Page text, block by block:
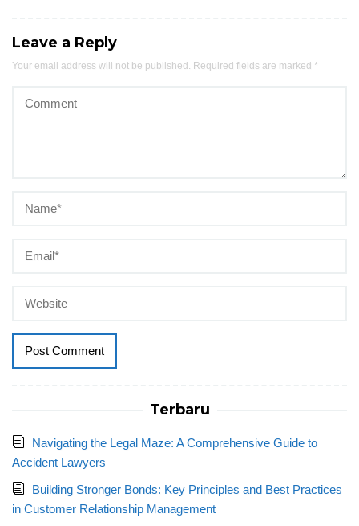
Leave a Reply
Your email address will not be published. Required fields are marked *
Terbaru
Navigating the Legal Maze: A Comprehensive Guide to
Accident Lawyers
Building Stronger Bonds: Key Principles and Best Practices
in Customer Relationship Management